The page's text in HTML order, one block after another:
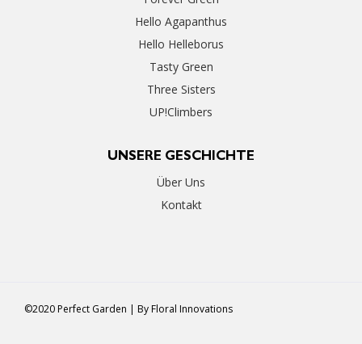
Hello Agapanthus
Hello Helleborus
Tasty Green
Three Sisters
UP!Climbers
UNSERE GESCHICHTE
Über Uns
Kontakt
©2020 Perfect Garden | By Floral Innovations